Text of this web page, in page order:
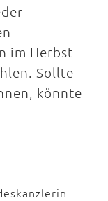
im Herbst
Sollte
könnte